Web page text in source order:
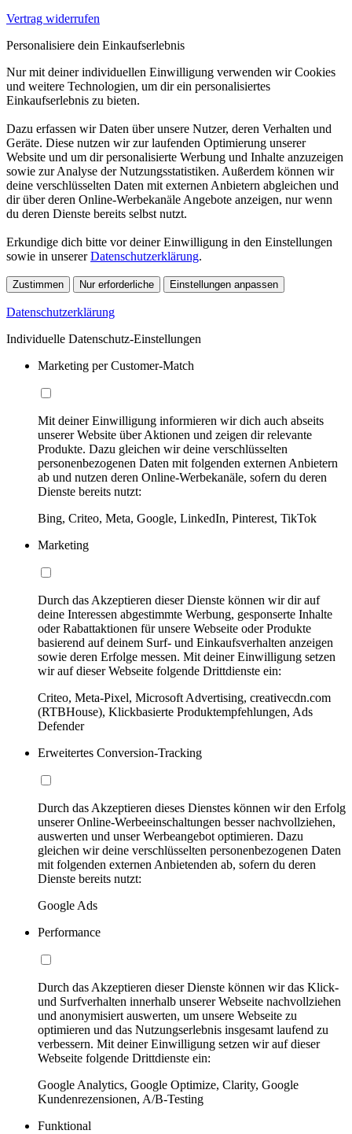
Vertrag widerrufen
Personalisiere dein Einkaufserlebnis
Nur mit deiner individuellen Einwilligung verwenden wir Cookies
und weitere Technologien, um dir ein personalisiertes
Einkaufserlebnis zu bieten.
Dazu erfassen wir Daten über unsere Nutzer, deren Verhalten und
Geräte. Diese nutzen wir zur laufenden Optimierung unserer
Website und um dir personalisierte Werbung und Inhalte anzuzeigen
sowie zur Analyse der Nutzungsstatistiken. Außerdem können wir
deine verschlüsselten Daten mit externen Anbietern abgleichen und
dir über deren Online-Werbekanäle Angebote anzeigen, nur wenn
du deren Dienste bereits selbst nutzt.
Erkundige dich bitte vor deiner Einwilligung in den Einstellungen
sowie in unsererDatenschutzerklärung.
Zustimmen Nur erforderliche Einstellungen anpassen
Datenschutzerklärung
Individuelle Datenschutz-Einstellungen
Marketing per Customer-Match
Mit deiner Einwilligung informieren wir dich auch abseits
unserer Website über Aktionen und zeigen dir relevante
Produkte. Dazu gleichen wir deine verschlüsselten
personenbezogenen Daten mit folgenden externen Anbietern
ab und nutzen deren Online-Werbekanäle, sofern du deren
Dienste bereits nutzt:
Bing, Criteo, Meta, Google, LinkedIn, Pinterest, TikTok
Marketing
Durch das Akzeptieren dieser Dienste können wir dir auf
deine Interessen abgestimmte Werbung, gesponserte Inhalte
oder Rabattaktionen für unsere Webseite oder Produkte
basierend auf deinem Surf- und Einkaufsverhalten anzeigen
sowie deren Erfolge messen. Mit deiner Einwilligung setzen
wir auf dieser Webseite folgende Drittdienste ein:
Criteo, Meta-Pixel, Microsoft Advertising, creativecdn.com
(RTBHouse), Klickbasierte Produktempfehlungen, Ads
Defender
Erweitertes Conversion-Tracking
Durch das Akzeptieren dieses Dienstes können wir den Erfolg
unserer Online-Werbeeinschaltungen besser nachvollziehen,
auswerten und unser Werbeangebot optimieren. Dazu
gleichen wir deine verschlüsselten personenbezogenen Daten
mit folgenden externen Anbietenden ab, sofern du deren
Dienste bereits nutzt:
Google Ads
Performance
Durch das Akzeptieren dieser Dienste können wir das Klick-
und Surfverhalten innerhalb unserer Webseite nachvollziehen
und anonymisiert auswerten, um unsere Webseite zu
optimieren und das Nutzungserlebnis insgesamt laufend zu
verbessern. Mit deiner Einwilligung setzen wir auf dieser
Webseite folgende Drittdienste ein:
Google Analytics, Google Optimize, Clarity, Google
Kundenrezensionen, A/B-Testing
Funktional